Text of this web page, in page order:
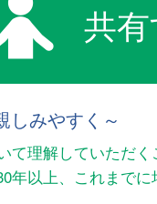
共
しみやすく～
て理解していただ
年以上、これまで